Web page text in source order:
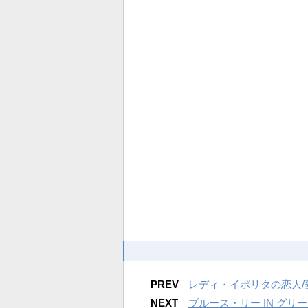
PREV
レディ・イポリタの恋人/
NEXT
ブルース・リー IN グリ